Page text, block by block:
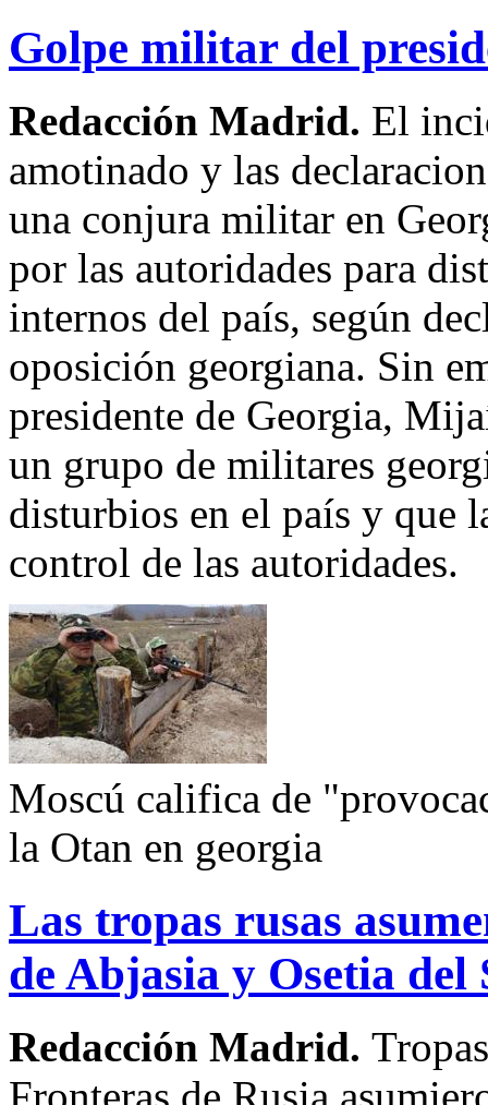
Golpe militar del
Redacción Madrid. El
amotinado y las
una conjura militar en
por las autoridades para
internos del país, según
oposición georgiana. Sin
presidente de Georgia,
un grupo de militares
disturbios en el país y que
control de las autoridades.
Moscú califica de
la Otan en georgia
Las tropas rusas
de Abjasia y Osetia del
Redacción Madrid.